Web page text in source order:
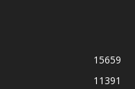
15659
11391